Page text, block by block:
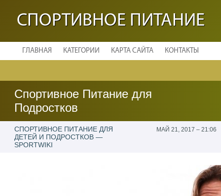
СПОРТИВНОЕ ПИТАНИЕ
ГЛАВНАЯ КАТЕГОРИИ КАРТА САЙТА КОНТАКТЫ
Спортивное Питание для
Подростков
СПОРТИВНОЕ ПИТАНИЕ ДЛЯ
ДЕТЕЙ И ПОДРОСТКОВ —
SPORTWIKI
МАЙ 21, 2017 – 21:06